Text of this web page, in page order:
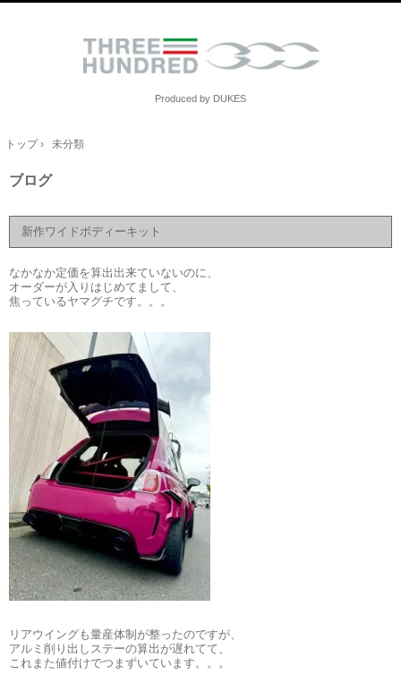
Produced by DUKES
トップ› 未分類
ブログ
新作ワイドボディーキット
なかなか定価を算出出来ていないのに、
オーダーが入りはじめてまして、
焦っているヤマグチです。。。
リアウイングも量産体制が整ったのですが、
アルミ削り出しステーの算出が遅れてて、
これまた値付けでつまずいています。。。